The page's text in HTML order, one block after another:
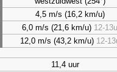
4,5 m/s (16,2 km/u)
6,0 m/s (21,6 km/u) 12-13u
12,0 m/s (43,2 km/u) 12-
11,4 uur